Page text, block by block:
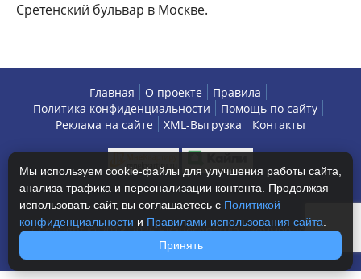
Сретенский бульвар в Москве.
Главная О проекте
Правила
Политика конфиденциальности
Помощь по сайту
Реклама на сайте
XML-Выгрузка Контакты
Copyright © 2013-2026 БизнесАренда - коммерческая
недвижимость, г. Москва. Все права защищены.
Мы используем cookie-файлы для улучшения работы сайта,
анализа трафика и персонализации контента. Продолжая
использовать сайт, вы соглашаетесь с Политикой
конфиденциальности и Правилами использования сайта
Принять